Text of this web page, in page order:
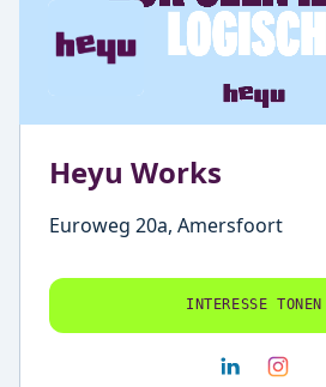
Heyu Works
Euroweg 20a, Amersfoort
INTERESSE TONEN